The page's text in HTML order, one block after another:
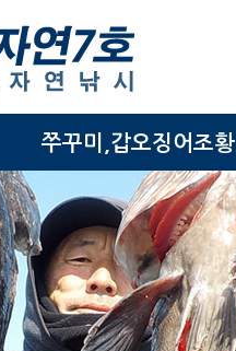
쭈꾸미,갑오징어조황